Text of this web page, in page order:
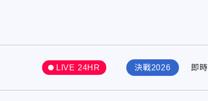
LIVE 24HR 決戰2026 即時